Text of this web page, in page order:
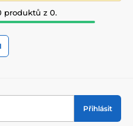
produktů z 0.
Přihlásit